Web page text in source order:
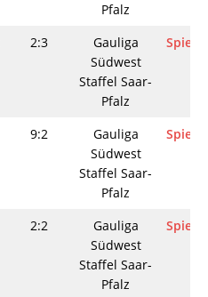
Pfalz
2:3
Gauliga
Südwest
Staffel Saar-
Pfalz
9:2
Gauliga
Südwest
Staffel Saar-
Pfalz
2:2
Gauliga
Südwest
Staffel Saar-
Pfalz